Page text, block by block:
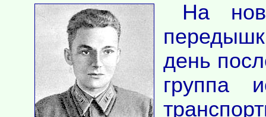
На
день
группа